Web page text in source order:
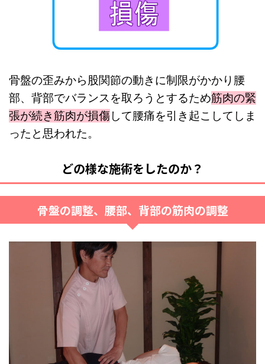
骨盤の歪みから股関節の動きに制限がかかり腰
部、背部でバランスを取ろうとするため筋肉の緊
張が続き筋肉が損傷して腰痛を引き起こしてしま
ったと思われた。
どの様な施術をしたのか？
骨盤の調整、腰部、背部の筋肉の調整